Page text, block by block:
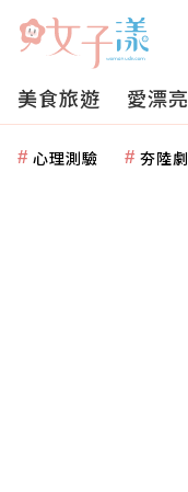
美食旅遊 愛漂亮
心理測驗 夯陸劇